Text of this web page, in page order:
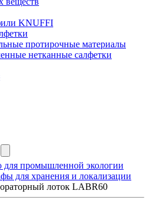
KNUFFI
протирочные материалы
нетканные салфетки
промышленной экологии
для хранения и локализации
лоток LABR60